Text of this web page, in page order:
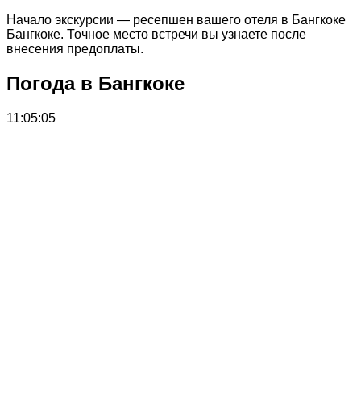
Начало экскурсии — ресепшен вашего отеля в Бангкоке
Бангкоке. Точное место встречи вы узнаете после
внесения предоплаты.
Погода в Бангкоке
11:05:05